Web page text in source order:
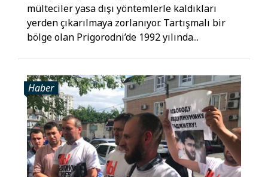
mülteciler yasa dışı yöntemlerle kaldıkları
yerden çıkarılmaya zorlanıyor. Tartışmalı bir
bölge olan Prigorodni’de 1992 yılında...
Haber